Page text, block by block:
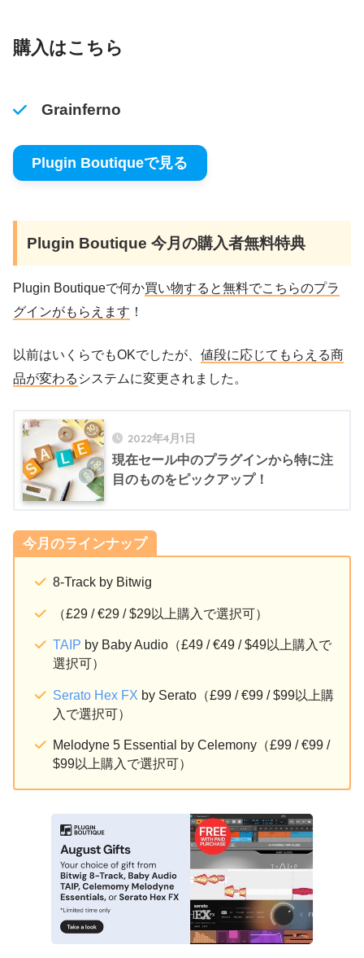
購入はこちら
Grainferno
Plugin Boutiqueで見る
Plugin Boutique 今月の購入者無料特典
Plugin Boutiqueで何か買い物すると無料でこちらのプラ
グインがもらえます ！
以前はいくらでもOKでしたが、 値段に応じてもらえる商
品が変わる システムに変更されました。
2022年4月1日
現在セール中のプラグインから特に注
目のものをピックアップ！
今月のラインナップ
8-Track by Bitwig
（£29 / €29 / $29以上購入で選択可）
TAIP by Baby Audio（£49 / €49 / $49以上購入で
選択可）
Serato Hex FX by Serato（£99 / €99 / $99以上購
入で選択可）
Melodyne 5 Essential by Celemony（£99 / €99 /
$99以上購入で選択可）